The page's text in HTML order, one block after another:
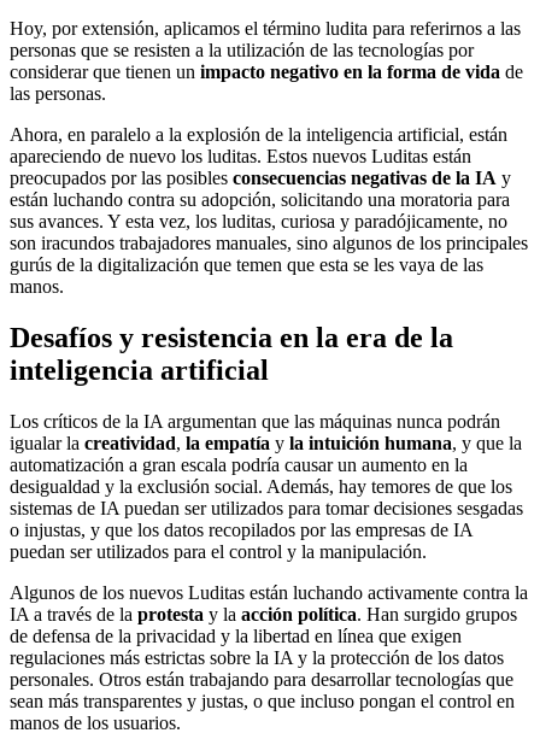
Hoy, por extensión, aplicamos el término ludita para referirnos a las
personas que se resisten a la utilización de las tecnologías por
considerar que tienen un impacto negativo en la forma de vida de
las personas.
Ahora, en paralelo a la explosión de la inteligencia artificial, están
apareciendo de nuevo los luditas. Estos nuevos Luditas están
preocupados por las posibles consecuencias negativas de la IA y
están luchando contra su adopción, solicitando una moratoria para
sus avances. Y esta vez, los luditas, curiosa y paradójicamente, no
son iracundos trabajadores manuales, sino algunos de los principales
gurús de la digitalización que temen que esta se les vaya de las
manos.
Desafíos y resistencia en la era de la
inteligencia artificial
Los críticos de la IA argumentan que las máquinas nunca podrán
igualar la creatividad, la empatía y la intuición humana, y que la
automatización a gran escala podría causar un aumento en la
desigualdad y la exclusión social. Además, hay temores de que los
sistemas de IA puedan ser utilizados para tomar decisiones sesgadas
o injustas, y que los datos recopilados por las empresas de IA
puedan ser utilizados para el control y la manipulación.
Algunos de los nuevos Luditas están luchando activamente contra la
IA a través de la protesta y la acción política. Han surgido grupos
de defensa de la privacidad y la libertad en línea que exigen
regulaciones más estrictas sobre la IA y la protección de los datos
personales. Otros están trabajando para desarrollar tecnologías que
sean más transparentes y justas, o que incluso pongan el control en
manos de los usuarios.